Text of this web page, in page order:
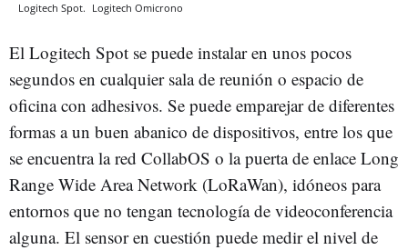
Logitech Spot. Logitech Omicrono
El Logitech Spot se puede instalar en unos pocos
segundos en cualquier sala de reunión o espacio de
oficina con adhesivos. Se puede emparejar de diferentes
formas a un buen abanico de dispositivos, entre los que
se encuentra la red CollabOS o la puerta de enlace Long
Range Wide Area Network (LoRaWan), idóneos para
entornos que no tengan tecnología de videoconferencia
alguna. El sensor en cuestión puede medir el nivel de